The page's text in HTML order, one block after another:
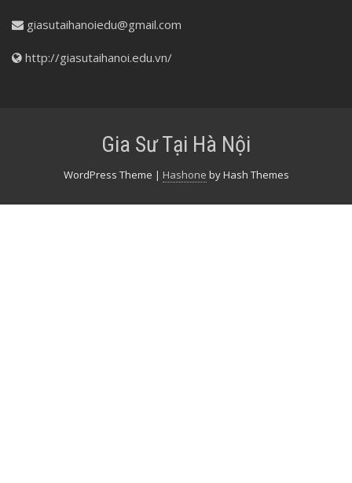
giasutaihanoiedu@gmail.com
http://giasutaihanoi.edu.vn/
Gia Sư Tại Hà Nội
WordPress Theme | Hashone by Hash Themes